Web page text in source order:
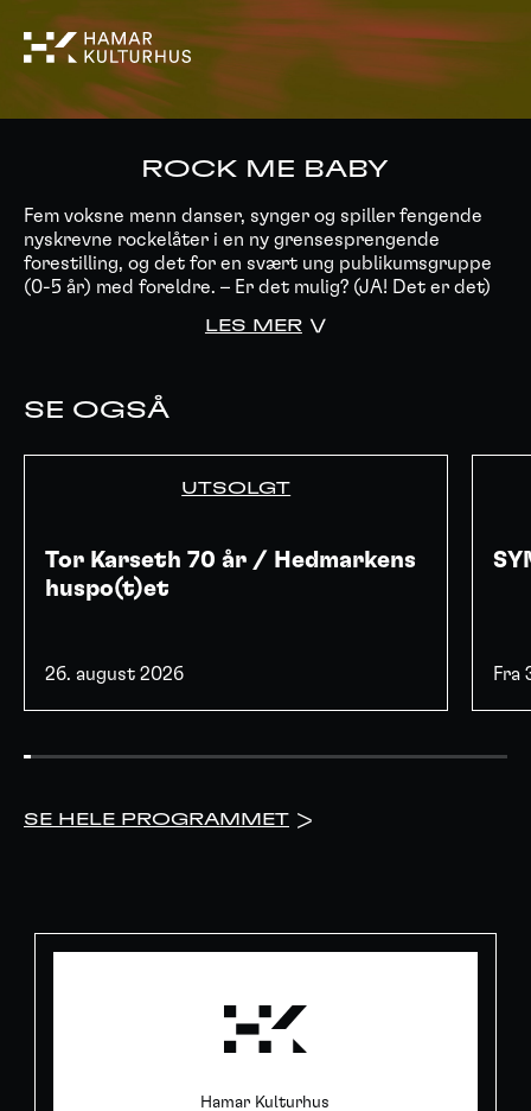
ROCK ME BABY
Fem voksne menn danser, synger og spiller fengende
nyskrevne rockelåter i en ny grensesprengende
forestilling, og det for en svært ung publikumsgruppe
(0-5 år) med foreldre. – Er det mulig? (JA! Det er det)
LES MER
SE OGSÅ
UTSOLGT
Tor Karseth 70 år / Hedmarkens
huspo(t)et
26. august 2026 Fra
SE HELE PROGRAMMET >
Hamar Kulturhus